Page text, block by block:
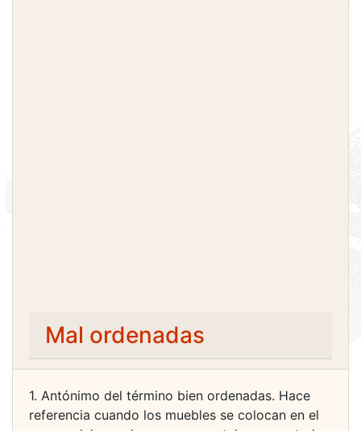
Mal ordenadas
1. Antónimo del término bien ordenadas. Hace
referencia cuando los muebles se colocan en el